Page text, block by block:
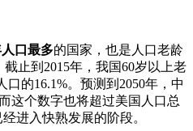
口最多的国家，也是人口老龄
截止到2015年，我国60岁以上老
的16.1%。预测到2050年，中
这个数字也将超过美国人口总
进入快熟发展的阶段。